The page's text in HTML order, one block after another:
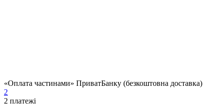
«Оплата частинами» ПриватБанку (безкоштовна доставка)
2
2 платежі